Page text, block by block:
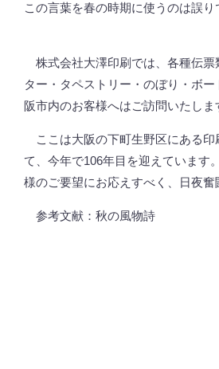
この言葉を春の時期に使うのは誤り
株式会社大澤印刷では、各種伝票
ター・タペストリー・のぼり・ボ
阪市内のお客様へはご訪問いたしま
ここは大阪の下町生野区にある印
て、今年で106年目を迎えています
様のご要望にお応えすべく、日夜奮
参考文献：秋の風物詩